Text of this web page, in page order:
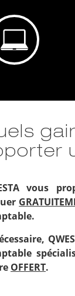
vous
OFFERT.